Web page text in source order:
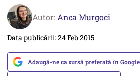
Autor: Anca Murgoci
Data publicării: 24 Feb 2015
Adaugă-ne ca sursă preferată în Google